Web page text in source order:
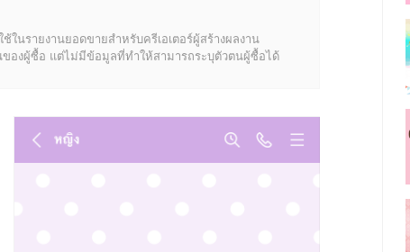
ในรายงานยอดขายสำหรับครีเอเตอร์ผู้สร้างผลงาน
องผู้ซื้อ แต่ไม่มีข้อมูลที่ทำให้สามารถระบุตัวตนผู้ซื้อได้